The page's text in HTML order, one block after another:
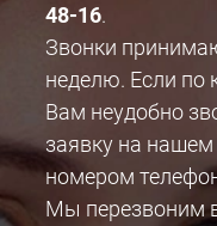
48-16.
Звонки
неделю. Если по
Вам неудобно
заявку на нашем
номером
Мы перезвоним